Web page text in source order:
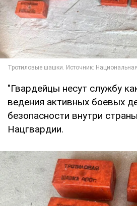
"Гвардейцы несут службу
ведения активных боевых
безопасности внутри
Нацгвардии.